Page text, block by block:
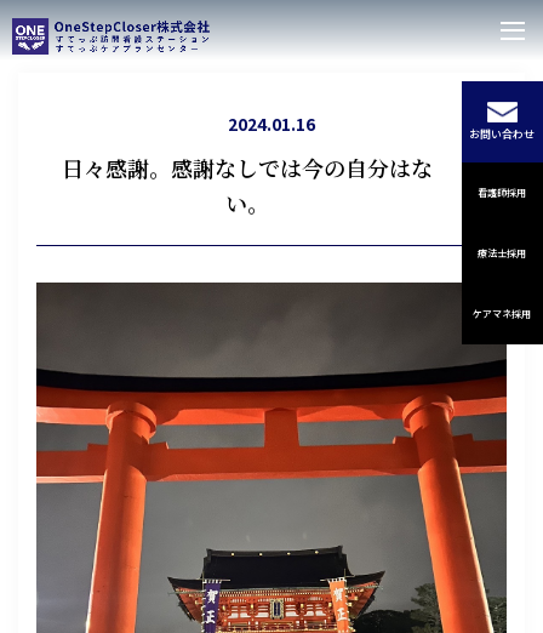
お問い合わせ
看護師採用
療法士採用
ケアマネ採用
2024.01.16
日々感謝。感謝なしでは今の自分はな
い。